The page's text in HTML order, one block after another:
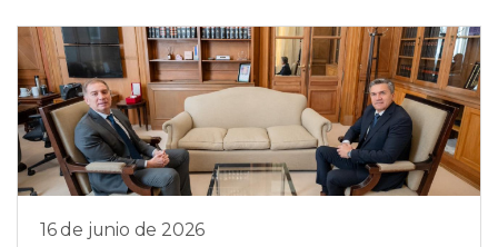
16 de junio de 2026